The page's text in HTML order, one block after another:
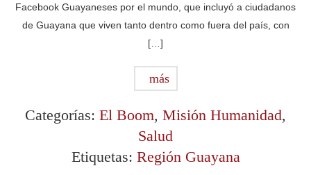
Facebook Guayaneses por el mundo, que incluyó a ciudadanos
de Guayana que viven tanto dentro como fuera del país, con
[…]
más
Categorías: El Boom, Misión Humanidad,
Salud
Etiquetas: Región Guayana